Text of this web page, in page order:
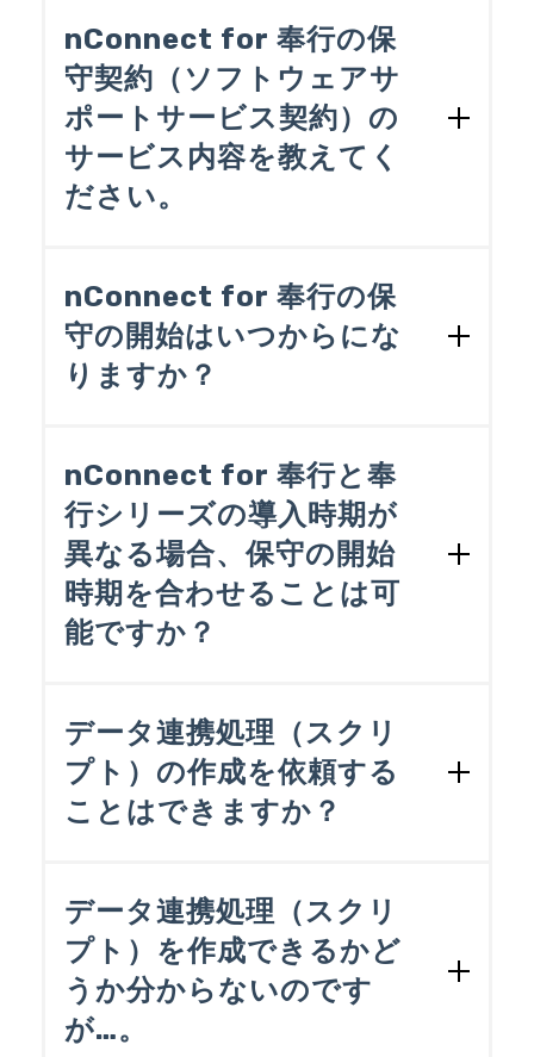
nnect for 奉行は停止している）であれば
ライセンスは不要です。
nConnect for 奉行の保
守契約（ソフトウェアサ
ポートサービス契約）の
サービス内容を教えてく
ださい。
電子メールによる質疑応答
電子メールによる情報提供
アップデート版の提供
オンサイトサポート、コンサルティン
グ、トレーニング等）とサンプルスクリ
プトの提供は含みません。
nConnect for 奉行の保
守の開始はいつからにな
りますか？
※原則は上記のとおりですが、実際には
導入した日の翌月1日を保守の開始日とし
ます。
nConnect for 奉行と奉
行シリーズの導入時期が
異なる場合、保守の開始
時期を合わせることは可
能ですか？
の保守開始日から奉行シリーズの保守開
始日までの期間に相当する保守費をお支
払いください。例えば、nConnect for 奉
行が4月導入（＝4月保守開始）、奉行シ
いいただくことで、翌年度以降の保守開
始タイミングをあわせることができま
す。
データ連携処理（スクリ
プト）の作成を依頼する
ことはできますか？
たベンダー様にご相談ください。
データ連携処理（スクリ
プト）を作成できるかど
うか分からないのです
が…。